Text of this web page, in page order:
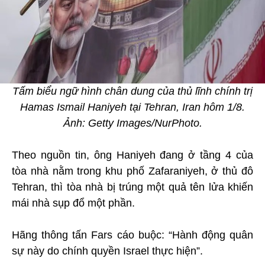
Tấm biểu ngữ hình chân dung của thủ lĩnh chính trị
Hamas Ismail Haniyeh tại Tehran, Iran hôm 1/8.
Ảnh: Getty Images/NurPhoto.
Theo nguồn tin, ông Haniyeh đang ở tầng 4 của
tòa nhà nằm trong khu phố Zafaraniyeh, ở thủ đô
Tehran, thì tòa nhà bị trúng một quả tên lửa khiến
mái nhà sụp đổ một phần.
Hãng thông tấn Fars cáo buộc: “Hành động quân
sự này do chính quyền Israel thực hiện”.